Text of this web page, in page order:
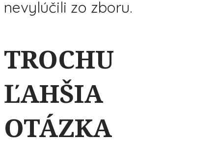
nevylúčili zo zboru.
TROCHU
ĽAHŠIA
OTÁZKA